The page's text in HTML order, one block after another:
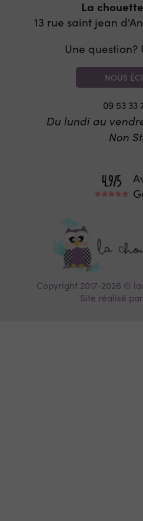
La
13 rue saint jean
Une question?
NOUS
09 53 33
Du lundi au
Non
Copyright 2017-2026 ©
Site réalisé par